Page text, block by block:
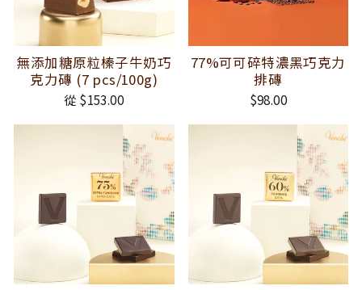
無添加糖原粒榛子牛奶巧
克力磚 (7 pcs/100g)
從 $153.00
77%可可碎特濃黑巧克力
排磚
$98.00